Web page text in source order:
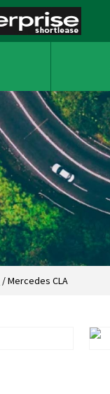
/Mercedes CLA